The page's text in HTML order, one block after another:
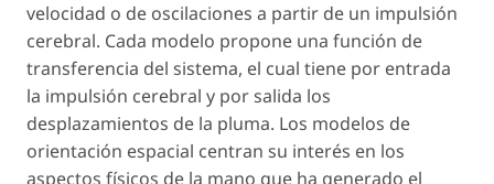
velocidad o de oscilaciones a partir de un impulsión
cerebral. Cada modelo propone una función de
transferencia del sistema, el cual tiene por entrada
la impulsión cerebral y por salida los
desplazamientos de la pluma. Los modelos de
orientación espacial centran su interés en los
aspectos físicos de la mano que ha generado el